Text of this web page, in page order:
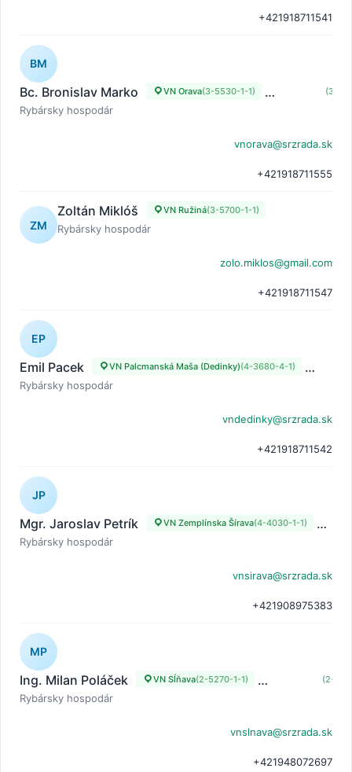
+421918711541
BM
Bc. Bronislav Marko VN Orava(3-5530-1-1) (3-
Rybársky hospodár
vnorava@srzrada.sk
+421918711555
ZM
Zoltán Miklóš VN Ružiná(3-5700-1-1)
Rybársky hospodár
zolo.miklos@gmail.com
+421918711547
EP
Emil Pacek VN Palcmanská Maša (Dedinky)(4-3680-4-1)
Rybársky hospodár
vndedinky@srzrada.sk
+421918711542
JP
Mgr. Jaroslav Petrík VN Zemplínska Šírava(4-4030-1-1)
Rybársky hospodár
vnsirava@srzrada.sk
+421908975383
MP
Ing. Milan Poláček VN Sĺňava(2-5270-1-1) (2-
Rybársky hospodár
vnslnava@srzrada.sk
+421948072697